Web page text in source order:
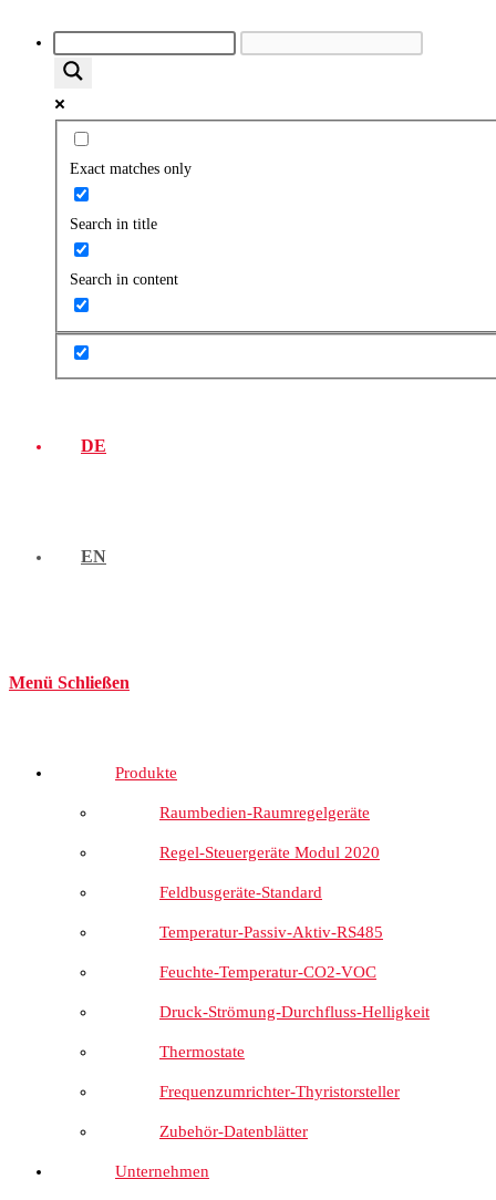
Exact matches only
Search in title
Search in content
DE
EN
Menü Schließen
Produkte
Raumbedien-Raumregelgeräte
Regel-Steuergeräte Modul 2020
Feldbusgeräte-Standard
Temperatur-Passiv-Aktiv-RS485
Feuchte-Temperatur-CO2-VOC
Druck-Strömung-Durchfluss-Helligkeit
Thermostate
Frequenzumrichter-Thyristorsteller
Zubehör-Datenblätter
Unternehmen